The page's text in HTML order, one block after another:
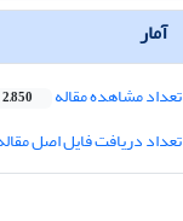
آمار
تعداد مشاهده مقاله 2,850
تعداد دریافت فایل اصل